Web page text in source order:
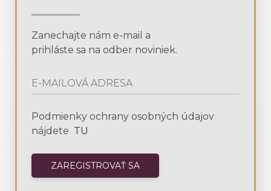
Zanechajte nám e-mail a
prihláste sa na odber noviniek.
Podmienky ochrany osobných údajov
nájdete TU